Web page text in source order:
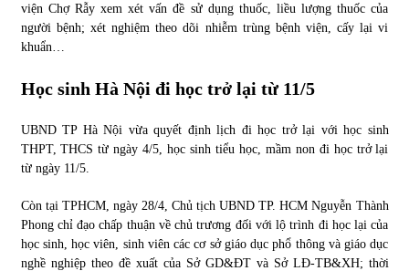
viện Chợ Rẫy xem xét vấn đề sử dụng thuốc, liều lượng thuốc của
người bệnh; xét nghiệm theo dõi nhiễm trùng bệnh viện, cấy lại vi
khuẩn…
Học sinh Hà Nội đi học trở lại từ 11/5
UBND TP Hà Nội vừa quyết định lịch đi học trở lại với học sinh
THPT, THCS từ ngày 4/5, học sinh tiểu học, mầm non đi học trở lại
từ ngày 11/5.
Còn tại TPHCM, ngày 28/4, Chủ tịch UBND TP. HCM Nguyễn Thành
Phong chỉ đạo chấp thuận về chủ trương đối với lộ trình đi học lại của
học sinh, học viên, sinh viên các cơ sở giáo dục phổ thông và giáo dục
nghề nghiệp theo đề xuất của Sở GD&ĐT và Sở LĐ-TB&XH; thời